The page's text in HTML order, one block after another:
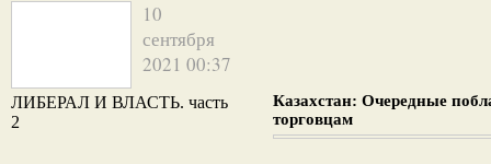
10
сентября
2021 00:37
ЛИБЕРАЛ И ВЛАСТЬ. часть
2
Казахстан: Очередные
торговцам